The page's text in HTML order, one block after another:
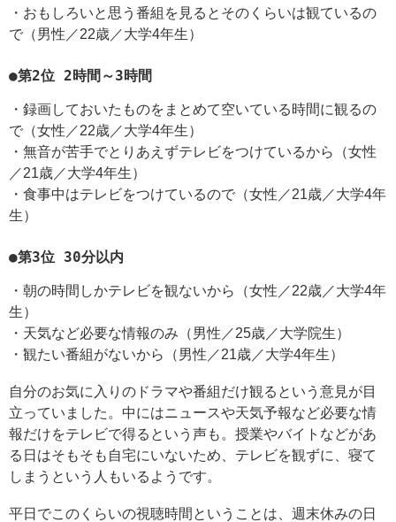
・おもしろいと思う番組を見るとそのくらいは観ているの
で（男性／22歳／大学4年生）
●第2位 2時間～3時間
・録画しておいたものをまとめて空いている時間に観るの
で（女性／22歳／大学4年生）
・無音が苦手でとりあえずテレビをつけているから（女性
／21歳／大学4年生）
・食事中はテレビをつけているので（女性／21歳／大学4年
生）
●第3位 30分以内
・朝の時間しかテレビを観ないから（女性／22歳／大学4年
生）
・天気など必要な情報のみ（男性／25歳／大学院生）
・観たい番組がないから（男性／21歳／大学4年生）
自分のお気に入りのドラマや番組だけ観るという意見が目
立っていました。中にはニュースや天気予報など必要な情
報だけをテレビで得るという声も。授業やバイトなどがあ
る日はそもそも自宅にいないため、テレビを観ずに、寝て
しまうという人もいるようです。
平日でこのくらいの視聴時間ということは、週末休みの日